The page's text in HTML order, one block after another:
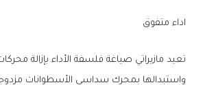
اداء متفوق
تعيد مازيراتي صياغة فلسفة الأداء بإزالة